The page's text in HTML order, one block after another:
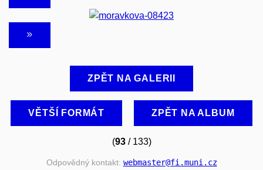
ZPĚT NA GALERII
VĚTŠÍ FORMÁT ZPĚT NA ALBUM
(93/ 133)
Odpovědný kontakt: webmaster@fi.muni.cz